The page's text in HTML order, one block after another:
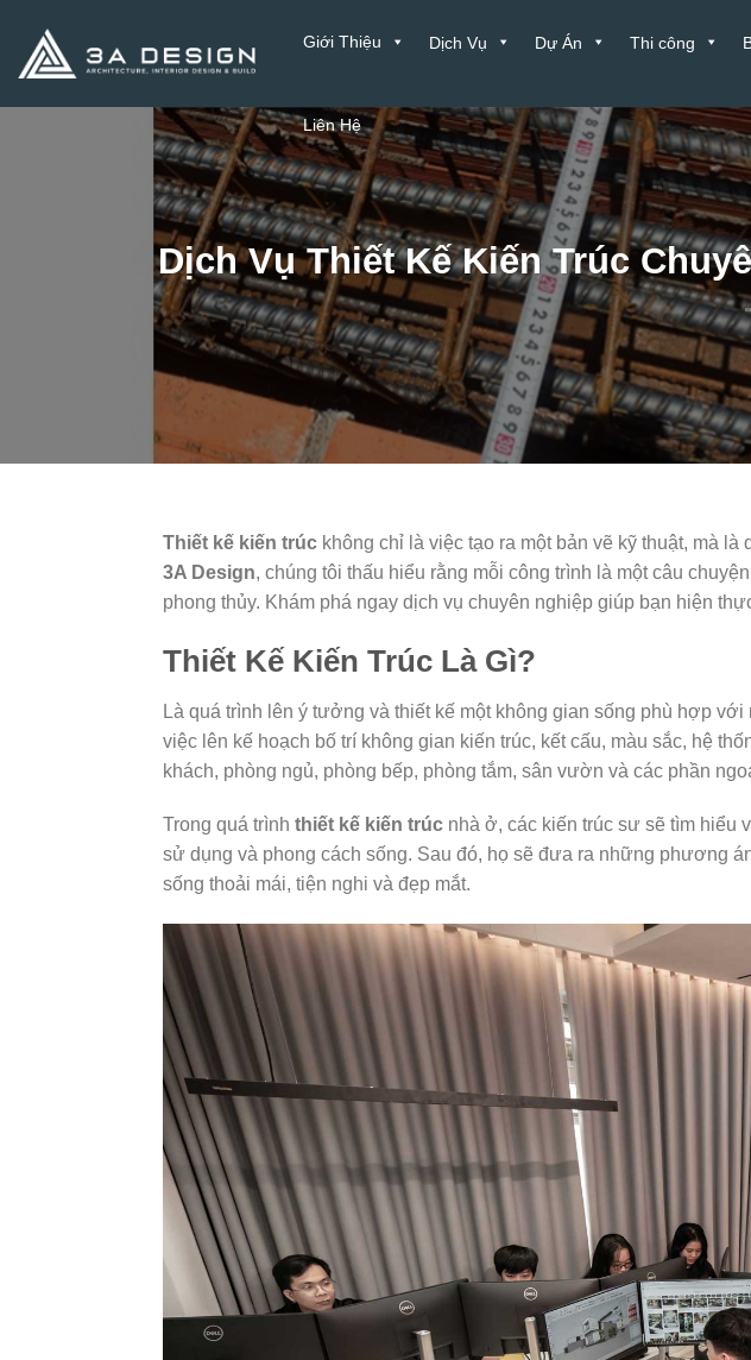
nội
dung
Giới Thiệu Dịch Vụ Dự Án Thi công
Liên Hệ
Dịch Vụ Thiết Kế Kiến Trúc
Thiết kế kiến trúc không chỉ là việc tạo ra một bản vẽ kỹ thuật, mà
3A Design, chúng tôi thấu hiểu rằng mỗi công trình là một câu
phong thủy. Khám phá ngay dịch vụ chuyên nghiệp giúp bạn hiện
Thiết Kế Kiến Trúc Là Gì?
Là quá trình lên ý tưởng và thiết kế một không gian sống phù hợp
việc lên kế hoạch bố trí không gian kiến trúc, kết cấu, màu sắc, hệ
khách, phòng ngủ, phòng bếp, phòng tắm, sân vườn và các phần
Trong quá trình thiết kế kiến trúc nhà ở, các kiến trúc sư sẽ tìm hiểu
sử dụng và phong cách sống. Sau đó, họ sẽ đưa ra những phương
sống thoải mái, tiện nghi và đẹp mắt.